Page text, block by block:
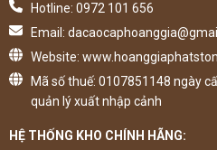
Hotline: 0972 101 656
Email:
Website:
Mã số thuế: 0107851148 ngày
quản lý xuất nhập cảnh
HỆ THỐNG KHO CHÍNH HÃNG: